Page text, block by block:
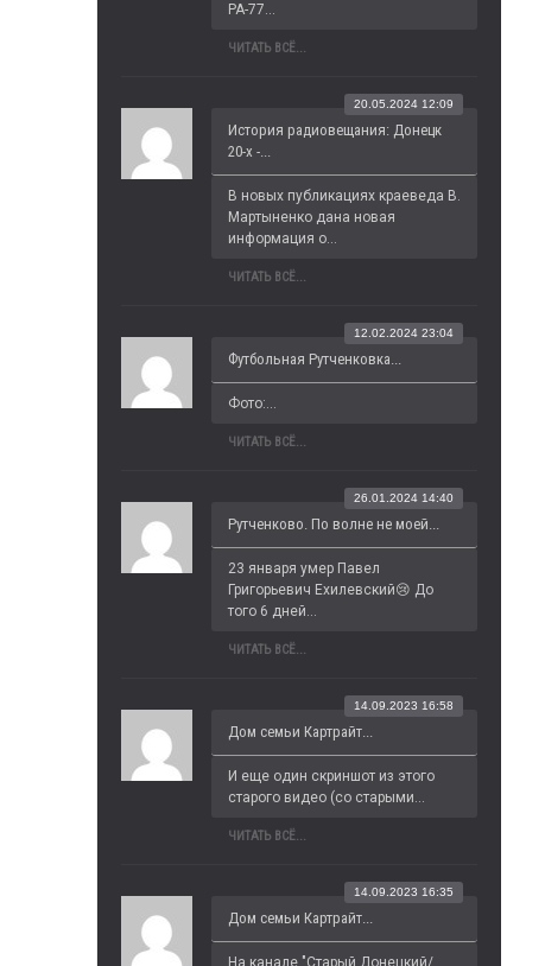
РА-77...
ЧИТАТЬ ВСЁ...
История радиовещания: Донецк
20-х -...
20.05.2024 12:09
В новых публикациях краеведа В.
Мартыненко дана новая
информация о...
ЧИТАТЬ ВСЁ...
Футбольная Рутченковка...
12.02.2024 23:04
Фото:...
ЧИТАТЬ ВСЁ...
Рутченково. По волне не моей...
26.01.2024 14:40
23 января умер Павел
Григорьевич Ехилевский😢 До
того 6 дней...
ЧИТАТЬ ВСЁ...
Дом семьи Картрайт...
14.09.2023 16:58
И еще один скриншот из этого
старого видео (со старыми...
ЧИТАТЬ ВСЁ...
Дом семьи Картрайт...
14.09.2023 16:35
На канале "Старый Донецкий/